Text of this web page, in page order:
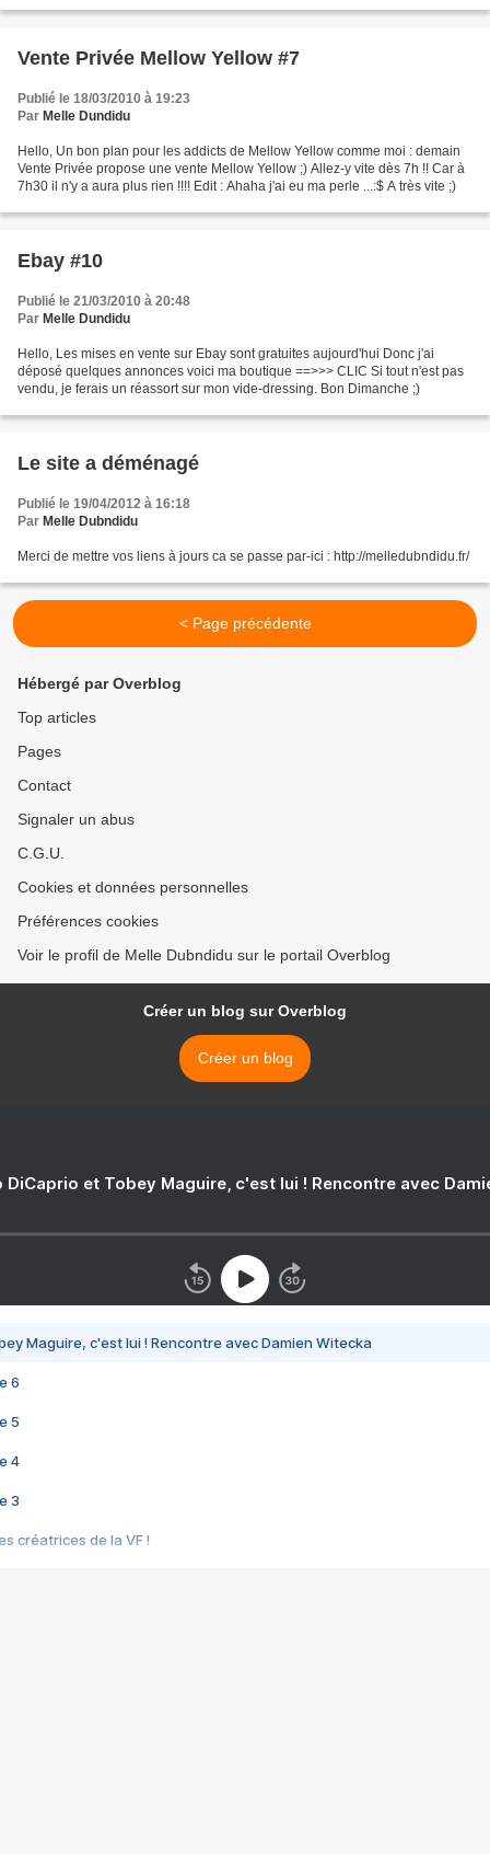
Vente Privée Mellow Yellow #7
Publié le 18/03/2010 à 19:23
Par Melle Dundidu
Hello, Un bon plan pour les addicts de Mellow Yellow comme moi : demain
Vente Privée propose une vente Mellow Yellow ;) Allez-y vite dès 7h !! Car à
7h30 il n'y a aura plus rien !!!! Edit : Ahaha j'ai eu ma perle ...:$ A très vite ;)
Ebay #10
Publié le 21/03/2010 à 20:48
Par Melle Dundidu
Hello, Les mises en vente sur Ebay sont gratuites aujourd'hui Donc j'ai
déposé quelques annonces voici ma boutique ==>>> CLIC Si tout n'est pas
vendu, je ferais un réassort sur mon vide-dressing. Bon Dimanche ;)
Le site a déménagé
Publié le 19/04/2012 à 16:18
Par Melle Dubndidu
Merci de mettre vos liens à jours ca se passe par-ici : http://melledubndidu.fr/
< Page précédente
Hébergé par Overblog
Top articles
Pages
Contact
Signaler un abus
C.G.U.
Cookies et données personnelles
Préférences cookies
Voir le profil de Melle Dubndidu sur le portail Overblog
Créer un blog sur Overblog
Créer un blog
DiCaprio et Tobey Maguire, c'est lui ! Rencontre avec
Maguire, c'est lui ! Rencontre avec Damien Witecka
6
5
4
3
créatrices de la VF !